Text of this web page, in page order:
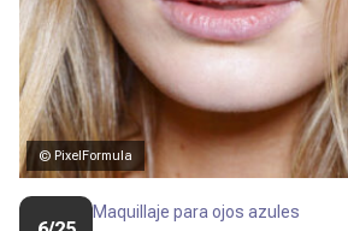
© PixelFormula
Maquillaje para ojos azules